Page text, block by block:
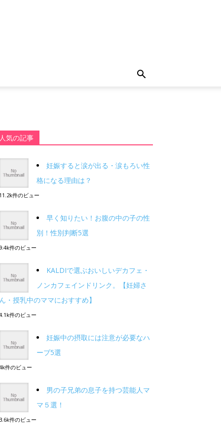
人気の記事
妊娠すると涙が出る・涙もろい性
格になる理由は？
11.2k件のビュー
早く知りたい！お腹の中の子の性
別！性別判断5選
9.4k件のビュー
KALDIで選ぶおいしいデカフェ・
ノンカフェインドリンク。【妊婦さ
ん・授乳中のママにおすすめ】
件のビュー
妊娠中の摂取には注意が必要なハ
ーブ5選
件のビュー
男の子兄弟の息子を持つ芸能人マ
マ５選！
3.6k件のビュー